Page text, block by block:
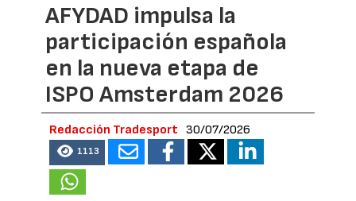
AFYDAD impulsa la
participación española
en la nueva etapa de
ISPO Amsterdam 2026
Redacción Tradesport 30/07/2026
1113